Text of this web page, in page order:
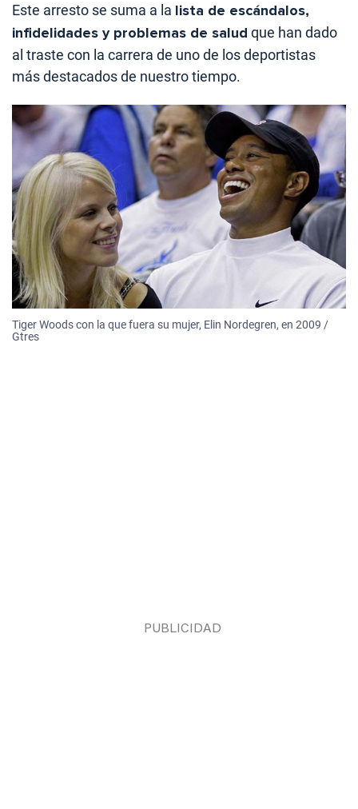
Este arresto se suma a la lista de escándalos,
infidelidades y problemas de salud que han dado
al traste con la carrera de uno de los deportistas
más destacados de nuestro tiempo.
Tiger Woods con la que fuera su mujer, Elin Nordegren, en 2009 /
Gtres